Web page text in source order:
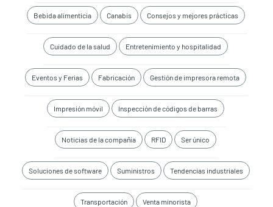
Bebida alimenticia Canabis Consejos y mejores prácticas
Cuidado de la salud Entretenimiento y hospitalidad
Eventos y Ferias Fabricación Gestión de impresora remota
Impresión móvil Inspección de códigos de barras
Noticias de la compañía RFID Ser único
Soluciones de software Suministros Tendencias industriales
Transportación Venta minorista